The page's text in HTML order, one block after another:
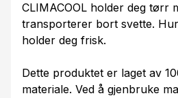
CLIMACOOL holder deg tørr
transporterer bort svette.
holder deg frisk.
Dette produktet er laget av
materiale. Ved å gjenbruke